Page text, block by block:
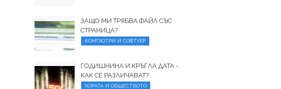
ЗАЩО МИ ТРЯБВА ФАЙЛ СЪС
СТРАНИЦА?
КОМПЮТРИ И СОФТУЕР
ГОДИШНИНА И КРЪГЛА ДАТА -
КАК СЕ РАЗЛИЧАВАТ?
ХОРАТА И ОБЩЕСТВОТО